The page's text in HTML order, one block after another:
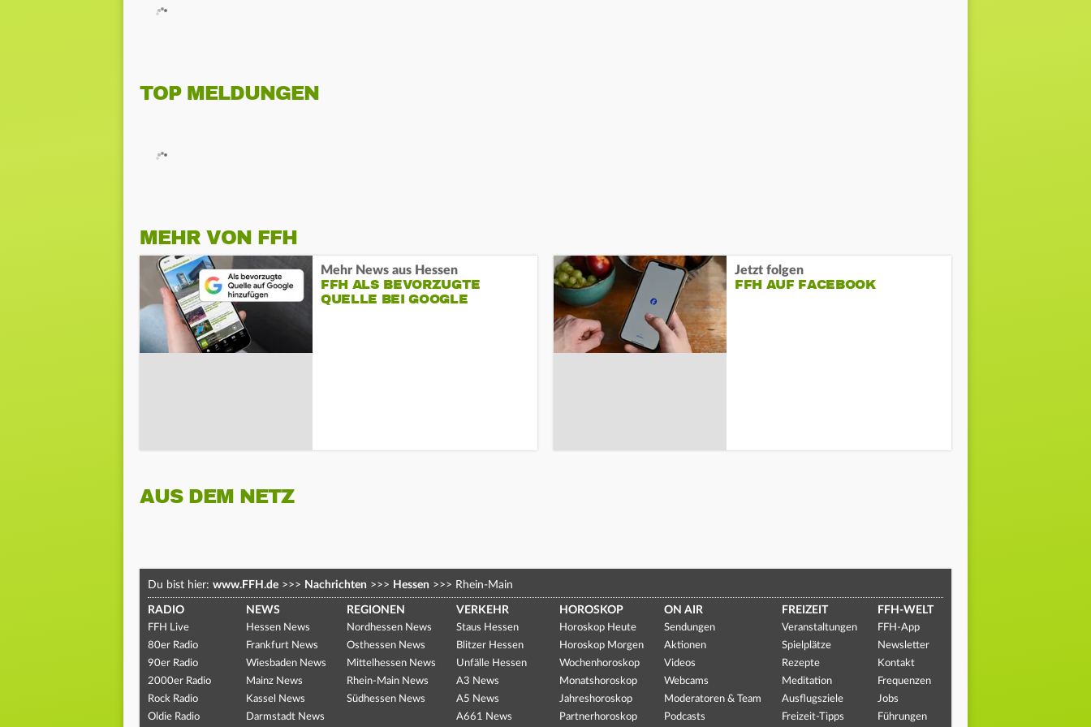
TOP MELDUNGEN
MEHR VON FFH
Mehr News aus Hessen
FFH ALS BEVORZUGTE
QUELLE BEI GOOGLE
Jetzt folgen
FFH AUF FACEBOOK
AUS DEM NETZ
Du bist hier: www.FFH.de >>> Nachrichten >>> Hessen >>> Rhein-Main
RADIO
FFH Live
80er Radio
90er Radio
2000er Radio
Rock Radio
Oldie Radio
NEWS
Hessen News
Frankfurt News
Wiesbaden News
Mainz News
Kassel News
Darmstadt News
REGIONEN
Nordhessen News
Osthessen News
Mittelhessen News
Rhein-Main News
Südhessen News
VERKEHR
Staus Hessen
Blitzer Hessen
Unfälle Hessen
A3 News
A5 News
A661 News
HOROSKOP
Horoskop Heute
Horoskop Morgen
Wochenhoroskop
Monatshoroskop
Jahreshoroskop
Partnerhoroskop
ON AIR
Sendungen
Aktionen
Videos
Webcams
Moderatoren & Team
Podcasts
FREIZEIT
Veranstaltungen
Spielplätze
Rezepte
Meditation
Ausflugsziele
Freizeit-Tipps
FFH-WELT
FFH-App
Newsletter
Kontakt
Frequenzen
Jobs
Führungen